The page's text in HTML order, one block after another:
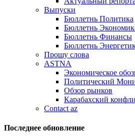
Выпуски
Бюллетнь Политика
Бюллетнь
Бюллетнь Финансы
Бюллетнь
Прошу слова
ASTNA
Экономическое
Политический
Обзор рынков
Карабахский
Contact az
Последнее обновление